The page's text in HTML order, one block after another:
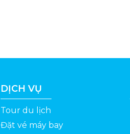
DỊCH VỤ
Tour du lịch
Đặt vé máy bay